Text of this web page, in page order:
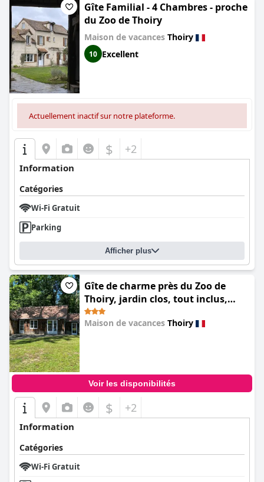
Gîte Familial - 4 Chambres - proche
du Zoo de Thoiry
Maison de vacances Thoiry
10 Excellent
Actuellement inactif sur notre plateforme.
$ +2
Information
Catégories
Wi-Fi Gratuit
Parking
Afficher plus
Gîte de charme près du Zoo de
Thoiry, jardin clos, tout inclus,
wifi, idéal famille. - FR-1-527-6
Maison de vacances Thoiry
Voir les disponibilités
$ +2
Information
Catégories
Wi-Fi Gratuit